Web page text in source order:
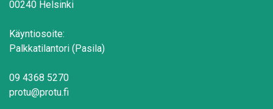
00240 Helsinki
Käyntiosoite:
Palkkatilantori (Pasila)
09 4368 5270
protu@protu.fi